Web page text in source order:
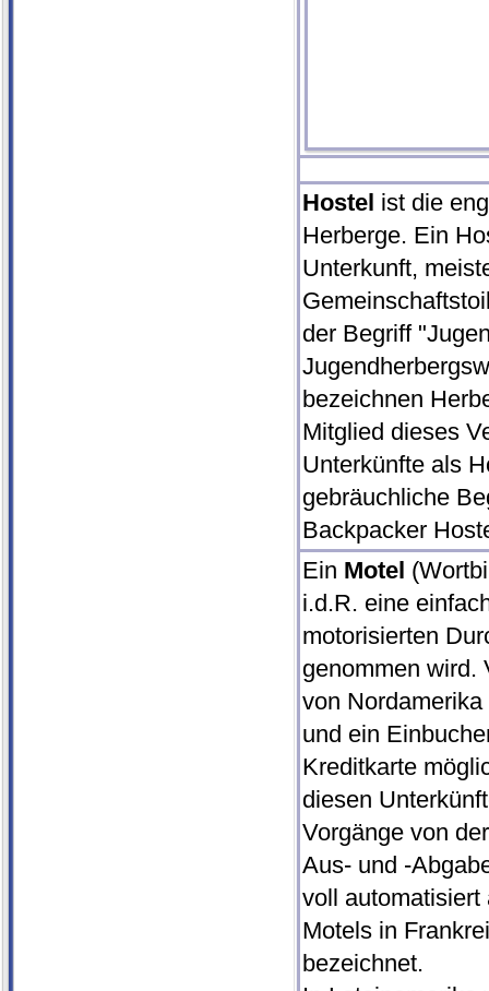
Hostel ist die
Herberge. Ein
Unterkunft,
der Begriff
bezeichnen
Mitglied dieses
Unterkünfte als
gebräuchliche
Backpacker
Ein Motel
i.d.R. eine
motorisierten
genommen wird.
von
und ein
Kreditkarte
diesen
Vorgänge von
Aus- und -
voll automatisiert
Motels in
bezeichnet.